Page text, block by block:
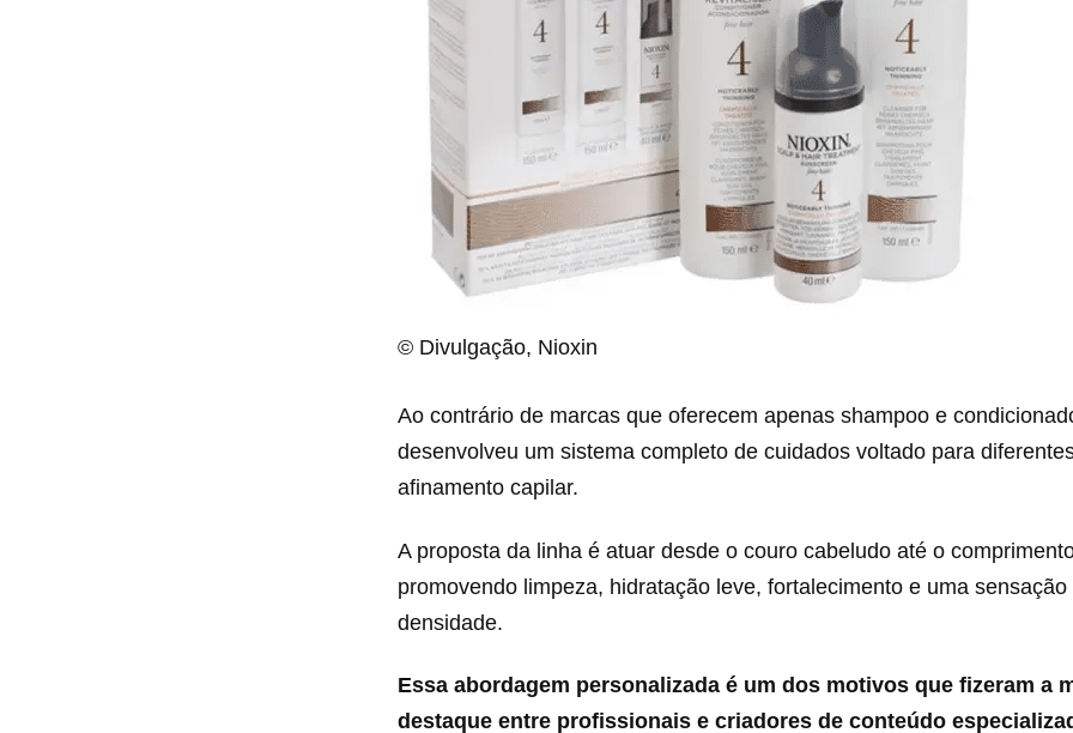
© Divulgação, Nioxin
Ao contrário de marcas que oferecem apenas shampoo e
desenvolveu um sistema completo de cuidados voltado para
afinamento capilar.
A proposta da linha é atuar desde o couro cabeludo até o
promovendo limpeza, hidratação leve, fortalecimento e uma sensação
densidade.
Essa abordagem personalizada é um dos motivos que fizeram a
destaque entre profissionais e criadores de conteúdo